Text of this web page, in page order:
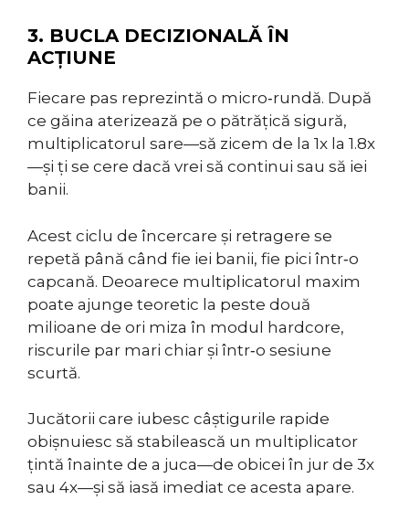
3. BUCLA DECIZIONALĂ ÎN
ACȚIUNE
Fiecare pas reprezintă o micro‑rundă. După
ce găina aterizează pe o pătrățică sigură,
multiplicatorul sare—să zicem de la 1x la 1.8x
—și ți se cere dacă vrei să continui sau să iei
banii.
Acest ciclu de încercare și retragere se
repetă până când fie iei banii, fie pici într‑o
capcană. Deoarece multiplicatorul maxim
poate ajunge teoretic la peste două
milioane de ori miza în modul hardcore,
riscurile par mari chiar și într‑o sesiune
scurtă.
Jucătorii care iubesc câștigurile rapide
obișnuiesc să stabilească un multiplicator
țintă înainte de a juca—de obicei în jur de 3x
sau 4x—și să iasă imediat ce acesta apare.